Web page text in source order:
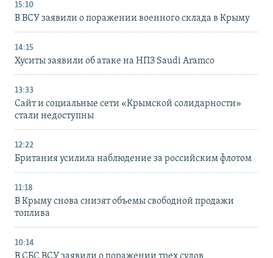
15:10
В ВСУ заявили о поражении военного склада в Крыму
14:15
Хуситы заявили об атаке на НПЗ Saudi Aramco
13:33
Сайт и социальные сети «Крымской солидарности»
стали недоступны
12:22
Британия усилила наблюдение за российским флотом
11:18
В Крыму снова снизят объемы свободной продажи
топлива
10:14